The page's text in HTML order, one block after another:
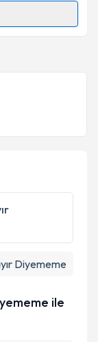
belirtilen
Diyememe
ile